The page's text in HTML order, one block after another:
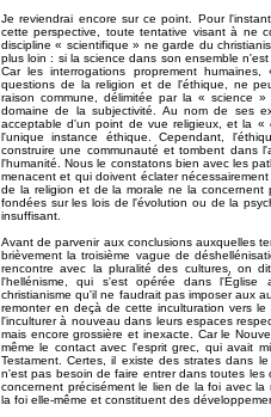
Je reviendrai encore sur ce point. Pour
cette perspective, toute tentative visant à ne
discipline « scientifique » ne garde du
plus loin : si la science dans son ensemble
Car les interrogations proprement
questions de la religion et de l'éthique, ne
raison commune, délimitée par la « science
domaine de la subjectivité. Au nom de ses
acceptable d'un point de vue religieux, et la «
l'unique instance éthique. Cependant,
construire une communauté et tombent dans
l'humanité. Nous le constatons bien avec les
menacent et qui doivent éclater
de la religion et de la morale ne la
fondées sur les lois de l'évolution ou de la
insuffisant.
Avant de parvenir aux conclusions auxquelles
brièvement la troisième vague de
rencontre avec la pluralité des cultures, on
l'hellénisme, qui s'est opérée dans l'Église
christianisme qu'il ne faudrait pas imposer aux
remonter en deçà de cette inculturation vers
l'inculturer à nouveau dans leurs espaces
mais encore grossière et inexacte. Car le
même le contact avec l'esprit grec, qui avait
Testament. Certes, il existe des strates dans
n'est pas besoin de faire entrer dans toutes les
concernent précisément le lien de la foi avec
la foi elle-même et constituent des